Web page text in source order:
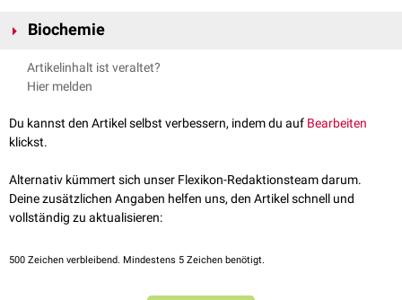
Biochemie
-Methenyl-THF wird durch die
Methylenetetrahydrofolat-Dehydrogenase
5
Methenyltetrahydrofolat-Cyclohydrolase
, die es in
-Formyl-
Tetrahydrofolat
Artikelinhalt ist veraltet?
Hier melden
Du kannst den Artikel selbst verbessern, indem du auf Bearbeiten
klickst.
Alternativ kümmert sich unser Flexikon-Redaktionsteam darum.
Deine zusätzlichen Angaben helfen uns, den Artikel schnell und
vollständig zu aktualisieren:
500 Zeichen verbleibend. Mindestens 5 Zeichen benötigt.